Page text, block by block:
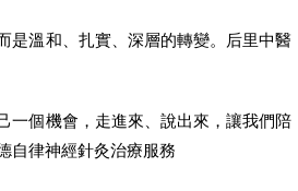
是溫和、扎實、深層的轉變。后里中醫
一個機會，走進來、說出來，讓我們陪
自律神經針灸治療服務